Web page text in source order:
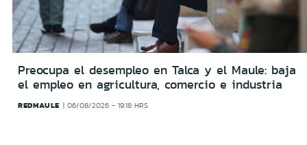
Preocupa el desempleo en Talca y el Maule: baja
el empleo en agricultura, comercio e industria
REDMAULE 06/08/2026 - 19:18 HRS